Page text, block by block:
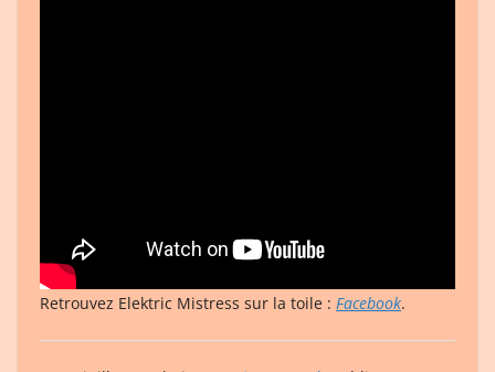
Retrouvez Elektric Mistress sur la toile : Facebook.